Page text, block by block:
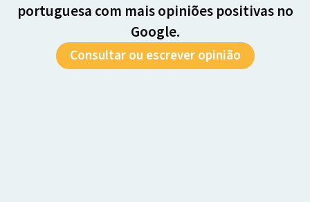
portuguesa com mais opiniões positivas no
Google.
Consultar ou escrever opinião